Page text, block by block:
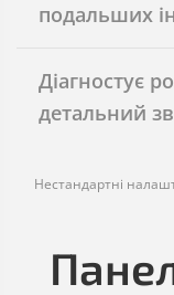
подальших
Діагностує
детальний
Нестандартні